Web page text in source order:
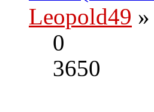
Leopold49
0
3650